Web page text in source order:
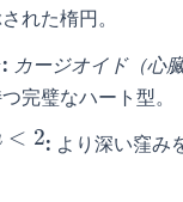
れた楕円。
: カージオイド（心臓
完璧なハート型。
: より深い窪み